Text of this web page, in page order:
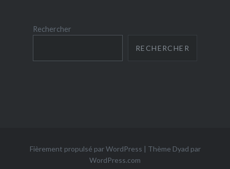
Rechercher
RECHERCHER
Fièrement propulsé par WordPress | Thème Dyad par
WordPress.com